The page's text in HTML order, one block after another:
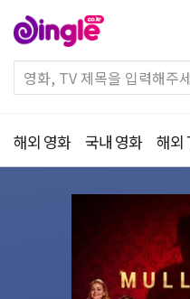
해외 영화 국내 영화 해외